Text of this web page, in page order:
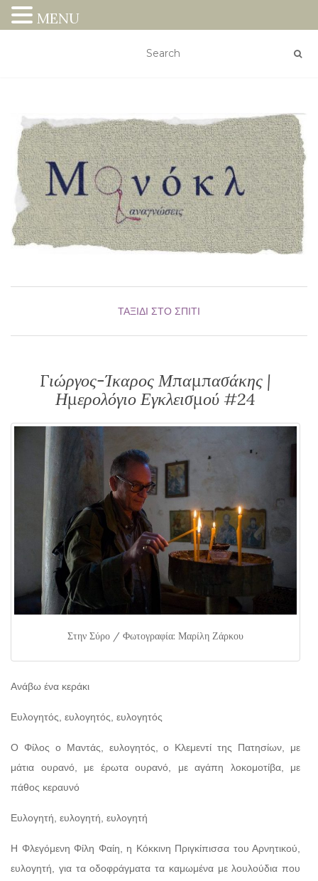
ΤΑΞΊΔΙ ΣΤΟ ΣΠΊΤΙ
Γιώργος-Ίκαρος Μπαμπασάκης |
Ημερολόγιο Εγκλεισμού #24
Στην Σύρο / Φωτογραφία: Μαρίλη Ζάρκου
Ανάβω ένα κεράκι
Ευλογητός, ευλογητός, ευλογητός
Ο Φίλος ο Μαντάς, ευλογητός, ο Κλεμεντί της Πατησίων, με
μάτια ουρανό, με έρωτα ουρανό, με αγάπη λοκομοτίβα, με
πάθος κεραυνό
Ευλογητή, ευλογητή, ευλογητή
Η Φλεγόμενη Φίλη Φαίη, η Κόκκινη Πριγκίπισσα του Αρνητικού,
ευλογητή, για τα οδοφράγματα τα καμωμένα με λουλούδια που
MENU